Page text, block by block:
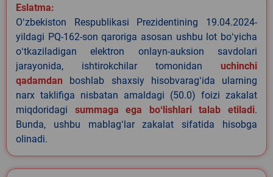
Eslatma:
Oʻzbekiston Respublikasi Prezidentining 19.04.2024-
yildagi PQ-162-son qaroriga asosan ushbu lot boʻyicha
oʻtkaziladigan elektron onlayn-auksion savdolari
jarayonida, ishtirokchilar tomonidan uchinchi
qadamdan boshlab shaxsiy hisobvaragʻida ularning
narx taklifiga nisbatan amaldagi (50.0) foizi zakalat
miqdoridagi summaga ega boʻlishlari talab etiladi.
Bunda, ushbu mablagʻlar zakalat sifatida hisobga
olinadi.